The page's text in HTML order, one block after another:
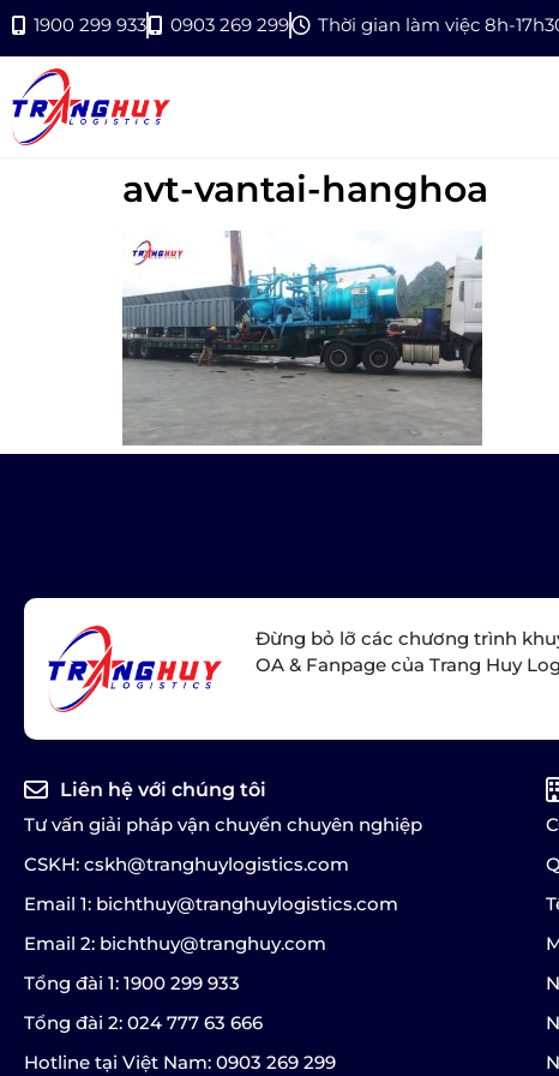
1900 299 933 0903 269 299 Thời gian làm việc 8h-
avt-vantai-hanghoa
Đừng bỏ lỡ các chương trình
OA & Fanpage của Trang Huy
Liên hệ với chúng tôi
Tư vấn giải pháp vận chuyển chuyên nghiệp
CSKH: cskh@tranghuylogistics.com
Email 1: bichthuy@tranghuylogistics.com
Email 2: bichthuy@tranghuy.com
Tổng đài 1: 1900 299 933
Tổng đài 2: 024 777 63 666
Hotline tại Việt Nam: 0903 269 299